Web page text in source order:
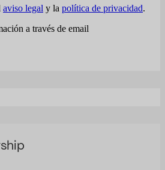
contratación pública en
aviso legal y la política de privacidad.
a través de email